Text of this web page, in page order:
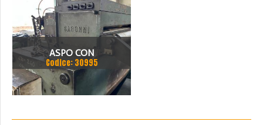
ASPO CON
RADDRIZZATRICE SARONNI
800MM
Codice: 30995